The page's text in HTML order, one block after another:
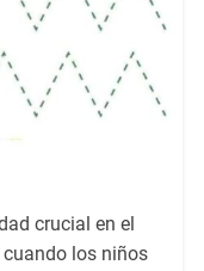
crucial en el
los niños